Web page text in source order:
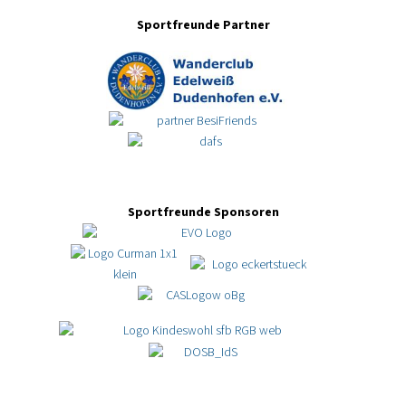
Sportfreunde Partner
Sportfreunde Sponsoren